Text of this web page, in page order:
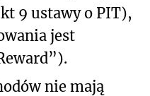
9 ustawy o PIT),
jest
nie mają